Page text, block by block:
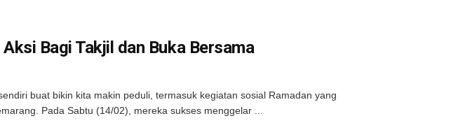
Bagi Takjil dan Buka Bersama
buat bikin kita makin peduli, termasuk kegiatan sosial Ramadan yang
Pada Sabtu (14/02), mereka sukses menggelar ...